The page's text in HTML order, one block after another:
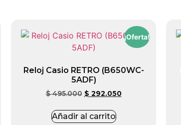
¡Oferta!
Reloj Casio RETRO (B650WC-
5ADF)
$495.000 $ 292.050
Añadir al carrito